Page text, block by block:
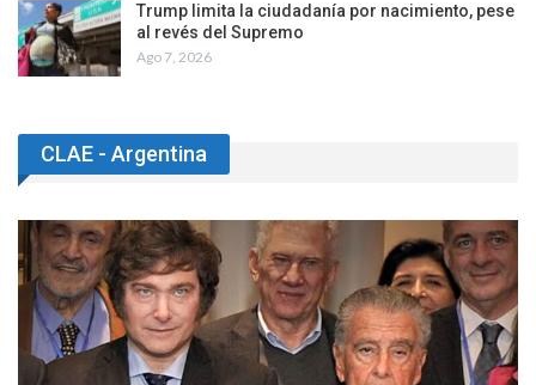
Trump limita la ciudadanía por nacimiento, pese
al revés del Supremo
Ago 7, 2026
CLAE - Argentina